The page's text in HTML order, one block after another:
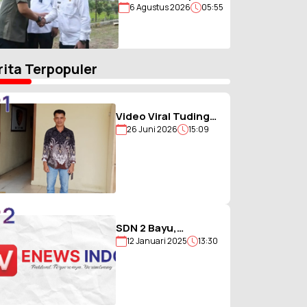
Nias, Gubernur Sumut
6 Agustus 2026 05:55
Terpopuler
Video Viral Tuding
Ikut Memukul,
26 Juni 2026 15:09
SDN 2 Bayu,
Sekolah Berjargon
12 Januari 2025 13:30